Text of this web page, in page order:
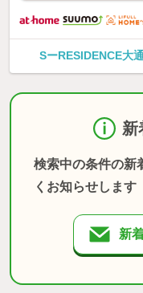
SーRESIDENCE大
新
検索中の条件の新
くお知らせします
新